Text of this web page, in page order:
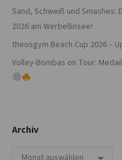
Sand, Schweiß und Smashes:
2026 am Werbellinsee!
theosgym Beach Cup 2026 –
Volley-Bombas on Tour:
Archiv
Archiv